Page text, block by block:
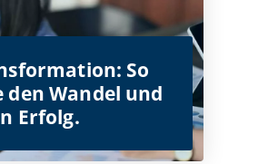
So
den Wandel und
Erfolg.